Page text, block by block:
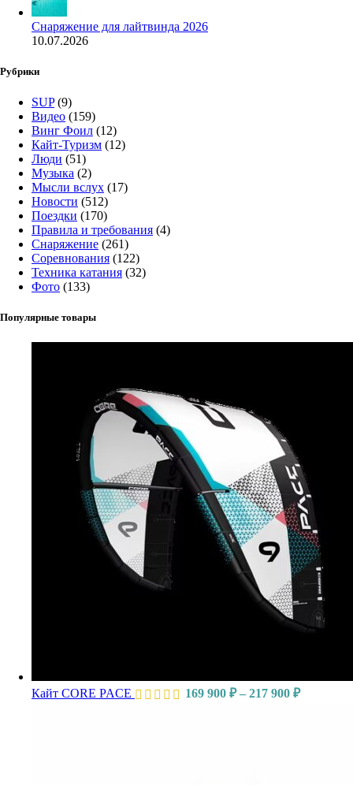
Снаряжение для лайтвинда 2026
10.07.2026
Рубрики
SUP(9)
Видео (159)
Винг Фоил (12)
Кайт-Туризм (12)
Люди (51)
Музыка (2)
Мысли вслух (17)
Новости (512)
Поездки (170)
Правила и требования (4)
Снаряжение (261)
Соревнования (122)
Техника катания (32)
Фото (133)
Популярные товары
Кайт CORE PACE 169 900 ₽ – 217 900 ₽